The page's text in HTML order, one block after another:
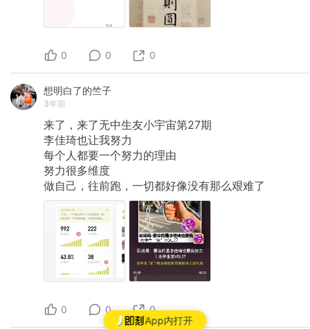
App内打开
0 0 0
想明白了的竺子
3年前
来了，来了无中生友小宇宙第27期
李佳琦也让我努力
每个人都要一个努力的理由
努力很多维度
做自己，往前跑，一切都好像没有那么艰难了
0 0 0